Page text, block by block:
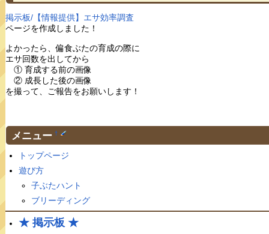
掲示板/【情報提供】エサ効率調査
ページを作成しました！
よかったら、偏食ぶたの育成の際に
エサ回数を出してから
① 育成する前の画像
② 成長した後の画像
を撮って、ご報告をお願いします！
メニュー †
トップページ
遊び方
子ぶたハント
ブリーディング
★ 掲示板 ★